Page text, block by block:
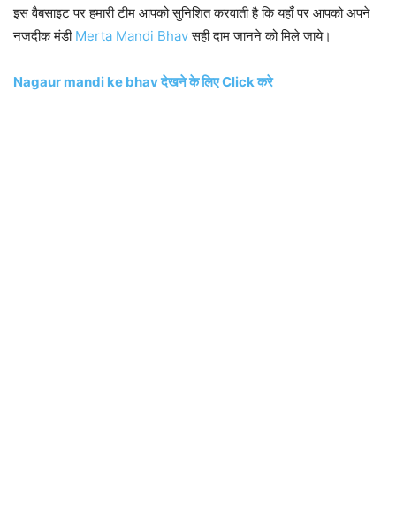
इस वैबसाइट पर हमारी टीम आपको सुनिशित करवाती है कि यहाँ पर आपको अपने
नजदीक मंडी Merta Mandi Bhavसही दाम जानने को मिले जाये।
Nagaur mandi ke bhav देखने के लिए Click करे